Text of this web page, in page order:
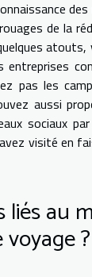
de la
entreprises
pas les
aussi
sociaux
visité en
liés au
?